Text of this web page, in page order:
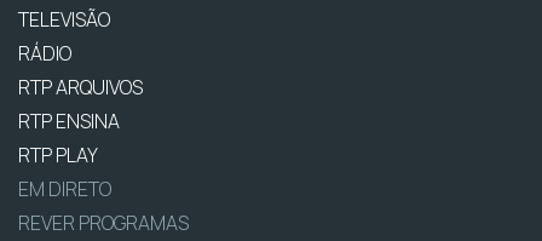
TELEVISÃO
RÁDIO
RTP ARQUIVOS
RTP ENSINA
RTP PLAY
EM DIRETO
REVER PROGRAMAS